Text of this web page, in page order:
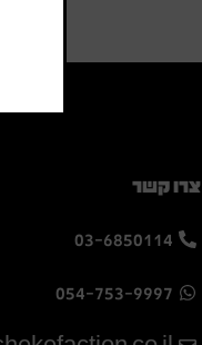
צרו קשר
03-6850114
054-753-9997